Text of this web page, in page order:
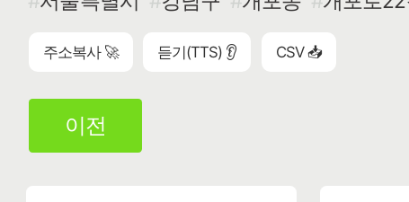
주소복사 🚀 듣기(TTS) 👂 CSV 📥
이전